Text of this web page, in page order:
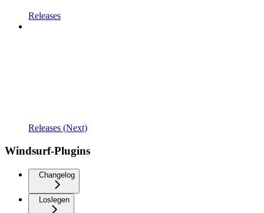
Releases
Releases (Next)
Windsurf-Plugins
Changelog
Loslegen